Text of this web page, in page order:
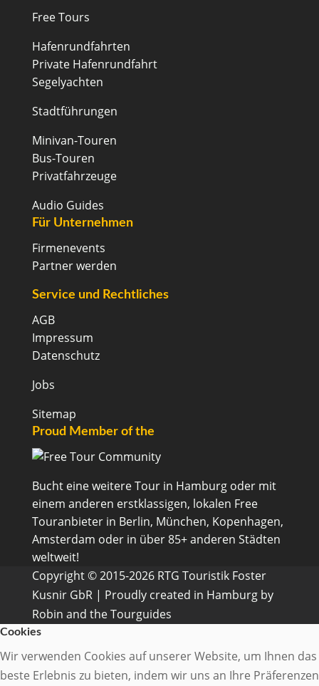
Free Tours
Hafenrundfahrten
Private Hafenrundfahrt
Segelyachten
Stadtführungen
Minivan-Touren
Bus-Touren
Privatfahrzeuge
Audio Guides
Für Unternehmen
Firmenevents
Partner werden
Service und Rechtliches
AGB
Impressum
Datenschutz
Jobs
Sitemap
Proud Member of the
Bucht eine weitere Tour in Hamburg oder mit
einem anderen erstklassigen, lokalen Free
Touranbieter in Berlin, München, Kopenhagen,
Amsterdam oder in über 85+ anderen Städten
weltweit!
Copyright © 2015-2026 RTG Touristik Foster
Kusnir GbR | Proudly created in Hamburg by
Robin and the Tourguides
Cookies
Wir verwenden Cookies auf unserer Website, um Ihnen das
beste Erlebnis zu bieten, indem wir uns an Ihre Präferenzen